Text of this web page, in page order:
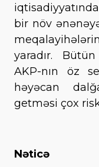
bir növ
yaradır.
AKP-nın öz
həyəcan
getməsi çox
Nəticə